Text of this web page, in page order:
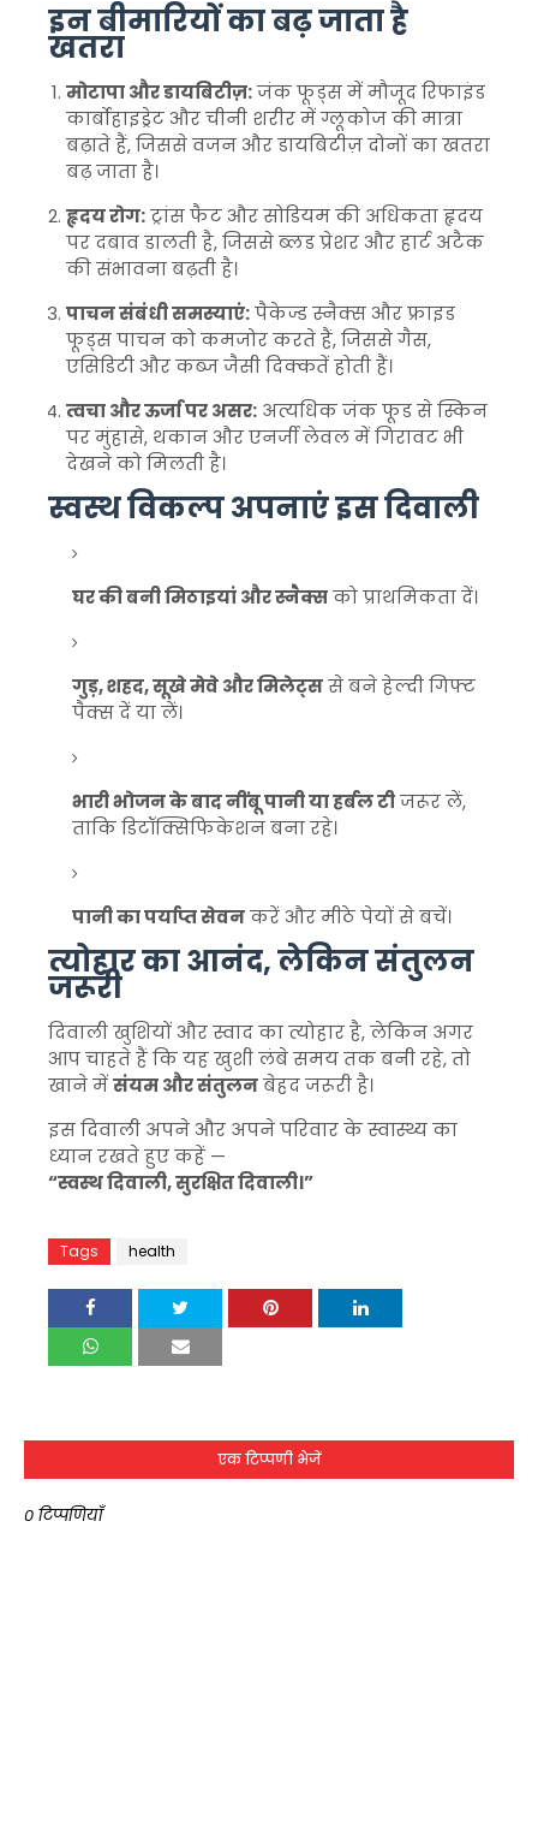
इन बीमारियों का बढ़ जाता है
खतरा
मोटापा और डायबिटीज़:जंक फूड्स में मौजूद रिफाइंड
कार्बोहाइड्रेट और चीनी शरीर में ग्लूकोज की मात्रा
बढ़ाते हैं, जिससे वजन और डायबिटीज़ दोनों का खतरा
बढ़ जाता है।
हृदय रोग:ट्रांस फैट और सोडियम की अधिकता हृदय
पर दबाव डालती है, जिससे ब्लड प्रेशर और हार्ट अटैक
की संभावना बढ़ती है।
पाचन संबंधी समस्याएं:पैकेज्ड स्नैक्स और फ्राइड
फूड्स पाचन को कमजोर करते हैं, जिससे गैस,
एसिडिटी और कब्ज जैसी दिक्कतें होती हैं।
त्वचा और ऊर्जा पर असर: अत्यधिक जंक फूड से स्किन
पर मुंहासे, थकान और एनर्जी लेवल में गिरावट भी
देखने को मिलती है।
स्वस्थ विकल्प अपनाएं इस दिवाली
घर की बनी मिठाइयां और स्नैक्सको प्राथमिकता दें।
गुड़, शहद, सूखे मेवे और मिलेट्ससे बने हेल्दी गिफ्ट
पैक्स दें या लें।
भारी भोजन के बाद नींबू पानी या हर्बल टीजरूर लें,
ताकि डिटॉक्सिफिकेशन बना रहे।
पानी का पर्याप्त सेवनकरें और मीठे पेयों से बचें।
त्योहार का आनंद, लेकिन संतुलन
जरूरी
दिवाली खुशियों और स्वाद का त्योहार है, लेकिन अगर
आप चाहते हैं कि यह खुशी लंबे समय तक बनी रहे, तो
खाने मेंसंयम और संतुलनबेहद जरूरी है।
इस दिवाली अपने और अपने परिवार के स्वास्थ्य का
ध्यान रखते हुए कहें —
“स्वस्थ दिवाली, सुरक्षित दिवाली।”
Tags health
एक टिप्पणी भेजें
0 टिप्पणियाँ